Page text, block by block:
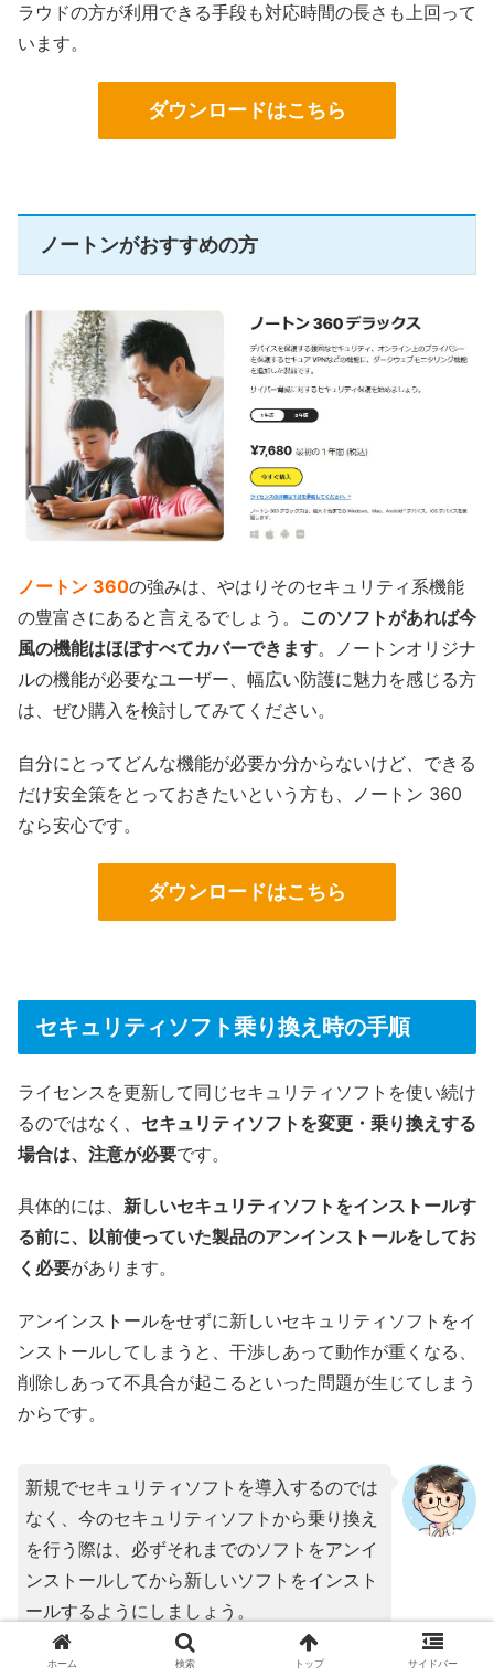
ラウドの方が利用できる手段も対応時間の長さも上回って
います。
ダウンロードはこちら
ノートンがおすすめの方
ノートン 360の強みは、やはりそのセキュリティ系機能
の豊富さにあると言えるでしょう。 このソフトがあれば今
風の機能はほぼすべてカバーできます。ノートンオリジナ
ルの機能が必要なユーザー、幅広い防護に魅力を感じる方
は、ぜひ購入を検討してみてください。
自分にとってどんな機能が必要か分からないけど、できる
だけ安全策をとっておきたいという方も、ノートン 360
なら安心です。
ダウンロードはこちら
セキュリティソフト乗り換え時の手順
ライセンスを更新して同じセキュリティソフトを使い続け
るのではなく、 セキュリティソフトを変更・乗り換えする
場合は、注意が必要です。
具体的には、 新しいセキュリティソフトをインストールす
る前に、以前使っていた製品のアンインストールをしてお
く必要があります。
アンインストールをせずに新しいセキュリティソフトをイ
ンストールしてしまうと、干渉しあって動作が重くなる、
削除しあって不具合が起こるといった問題が生じてしまう
からです。
新規でセキュリティソフトを導入するのでは
なく、今のセキュリティソフトから乗り換え
を行う際は、必ずそれまでのソフトをアンイ
ンストールしてから新しいソフトをインスト
ールするようにしましょう。
ホーム 検索 トップ サイドバー